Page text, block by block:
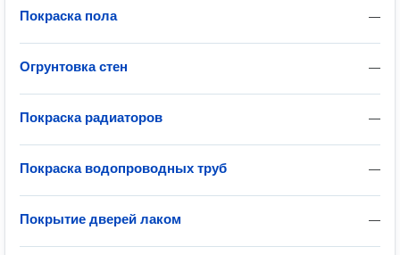
—
Покраска пола
—
Огрунтовка стен
—
Покраска радиаторов
—
Покраска водопроводных труб
—
Покрытие дверей лаком